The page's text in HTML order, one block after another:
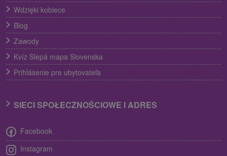
Wdzięki kobiece
Blog
Zawody
Kvíz Slepá mapa Slovenska
Prihlásenie pre ubytovateľa
SIECI SPOŁECZNOŚCIOWE I ADRES
Facebook
Instagram